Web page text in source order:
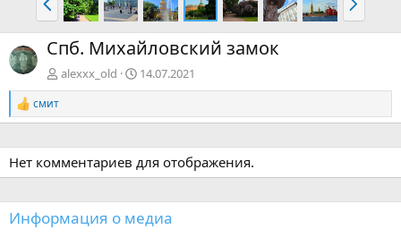
а
з
а
д
п
е
д
Спб. Михайловский замок
alexxx_old 14.07.2021
Р
е
к
ц
и
:
смит
Нет комментариев для отображения.
Информация о медиа